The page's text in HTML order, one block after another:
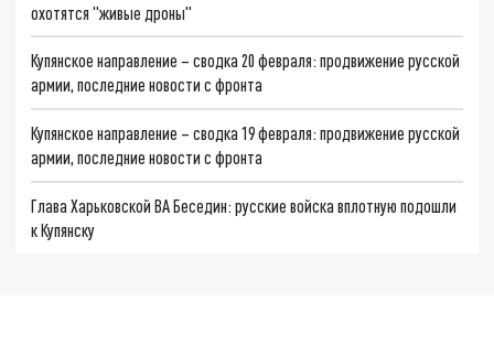
охотятся "живые дроны"
Купянское направление – сводка 20 февраля: продвижение русской
армии, последние новости с фронта
Купянское направление – сводка 19 февраля: продвижение русской
армии, последние новости с фронта
Глава Харьковской ВА Беседин: русские войска вплотную подошли
к Купянску